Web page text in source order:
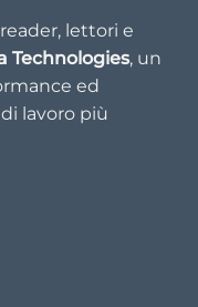
lettori e
Technologies, un
ed
lavoro più